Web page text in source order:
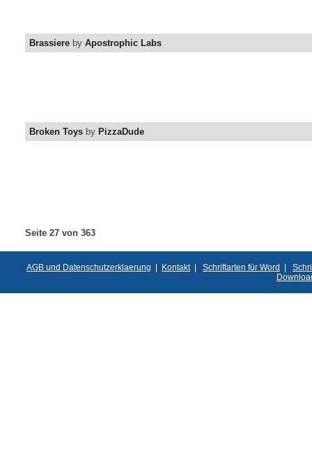
Brassiere by Apostrophic Labs
Broken Toys by PizzaDude
Seite 27 von 363
AGB und Datenschutzerklaerung | Kontakt| Schriftarten für Word |